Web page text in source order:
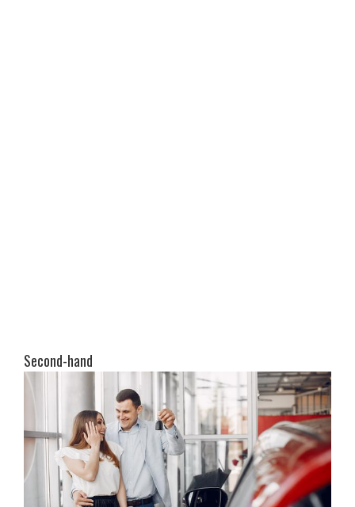
Second-hand